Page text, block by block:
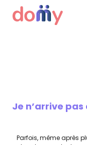
Je n’arrive
Parfois, même après